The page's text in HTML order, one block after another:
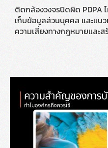
ติดกล้องวงจรปิดผิด PDPA
เก็บข้อมูลส่วนบุคคล และแน
ความเสี่ยงทางกฎหมายและ